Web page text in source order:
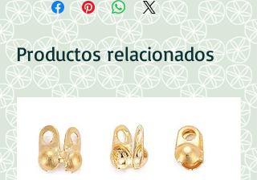
Perforacion: 1mm
Contenido: 200 Pzas aprox.
Productos relacionados